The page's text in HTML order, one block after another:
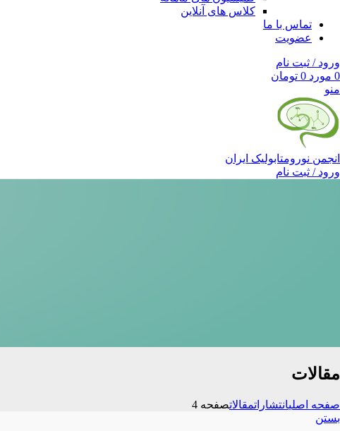
کلاس های آنلاین
تماس با ما
عضویت
ورود / ثبت نام
0 مورد 0 تومان
منو
انجمن نورومتابولیک ایران
ورود / ثبت نام
مقالات
صفحه اصلیانتشاراتمقالاتصفحه 4
بستن